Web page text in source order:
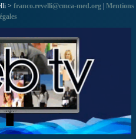
> franco.revelli@cmca-med.org | Mentions